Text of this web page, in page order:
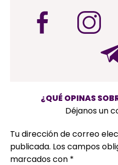
¿QUÉ OPINAS
Déjanos un
Tu dirección de correo
publicada. Los campos
marcados con *